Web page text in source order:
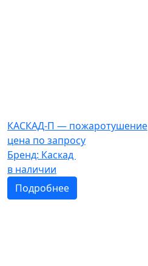
КАСКАД-П — пожаротушение
цена по запросу
Бренд: Каскад
в наличии
Подробнее